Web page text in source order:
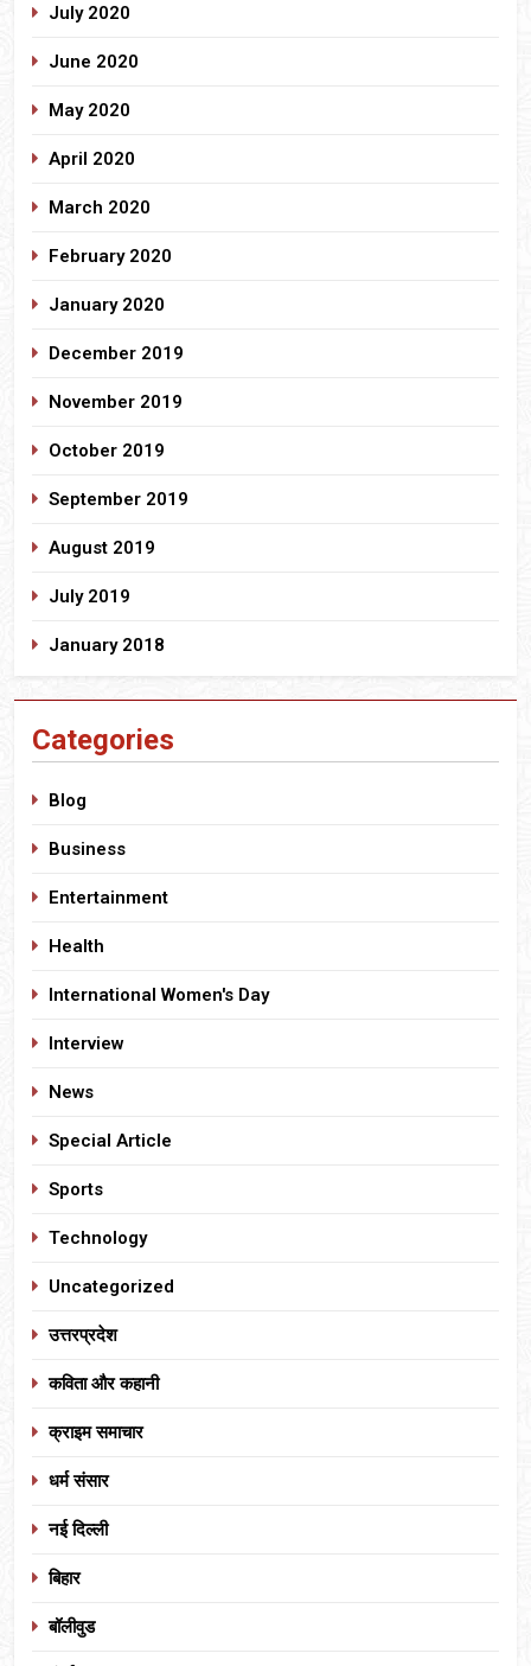
July 2020
June 2020
May 2020
April 2020
March 2020
February 2020
January 2020
December 2019
November 2019
October 2019
September 2019
August 2019
July 2019
January 2018
Categories
Blog
Business
Entertainment
Health
International Women's Day
Interview
News
Special Article
Sports
Technology
Uncategorized
उत्तरप्रदेश
कविता और कहानी
क्राइम समाचार
धर्म संसार
नई दिल्ली
बिहार
बॉलीवुड